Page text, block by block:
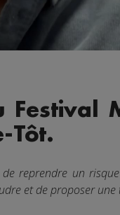
Festival
Tôt.
reprendre un
et de proposer